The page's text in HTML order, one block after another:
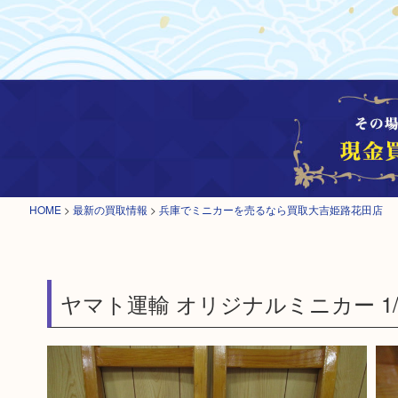
HOME > 最新の買取情報 > 兵庫でミニカーを売るなら買取大吉姫路花田店
ヤマト運輸 オリジナルミニカー